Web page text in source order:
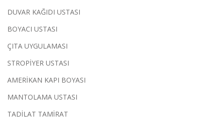
DUVAR KAĞIDI USTASI
BOYACI USTASI
ÇITA UYGULAMASI
STROPİYER USTASI
AMERİKAN KAPI BOYASI
MANTOLAMA USTASI
TADİLAT TAMİRAT